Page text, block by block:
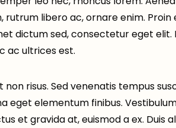
libero ac, ornare enim. Proin
dictum sed, consectetur eget elit.
ac ultrices est.
risus. Sed venenatis tempus
eget elementum finibus.
et gravida at, euismod a ex. Duis